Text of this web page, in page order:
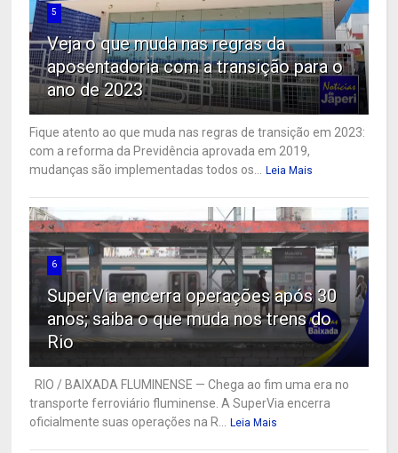
5
Veja o que muda nas regras da
aposentadoria com a transição para o
ano de 2023
Fique atento ao que muda nas regras de transição em 2023:
com a reforma da Previdência aprovada em 2019,
mudanças são implementadas todos os...
Leia Mais
6
SuperVia encerra operações após 30
anos; saiba o que muda nos trens do
Rio
RIO / BAIXADA FLUMINENSE — Chega ao fim uma era no
transporte ferroviário fluminense. A SuperVia encerra
oficialmente suas operações na R...
Leia Mais